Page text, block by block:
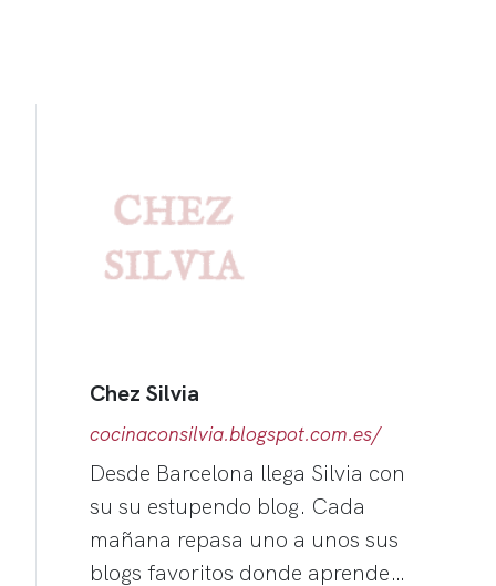
Chez Silvia
cocinaconsilvia.blogspot.com.es/
Desde Barcelona llega Silvia con
su su estupendo blog. Cada
mañana repasa uno a unos sus
blogs favoritos donde aprende…